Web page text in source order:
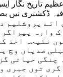
تاریخ نگار
نوں 100 وری اتے
وارہ
نتیجہ اخذ
صدیاں وچ
چنگی حیاتی
توں جبری